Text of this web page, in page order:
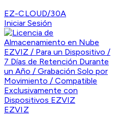
EZ-CLOUD/30A
Iniciar Sesión
EZVIZ